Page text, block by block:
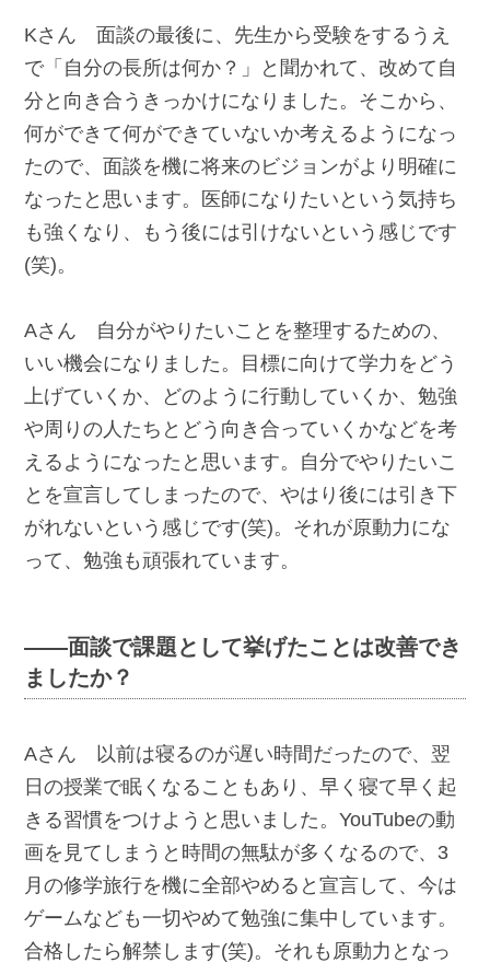
Kさん 面談の最後に、先生から受験をするうえ
で「自分の長所は何か？」と聞かれて、改めて自
分と向き合うきっかけになりました。そこから、
何ができて何ができていないか考えるようになっ
たので、面談を機に将来のビジョンがより明確に
なったと思います。医師になりたいという気持ち
も強くなり、もう後には引けないという感じです
(笑)。
Aさん 自分がやりたいことを整理するための、
いい機会になりました。目標に向けて学力をどう
上げていくか、どのように行動していくか、勉強
や周りの人たちとどう向き合っていくかなどを考
えるようになったと思います。自分でやりたいこ
とを宣言してしまったので、やはり後には引き下
がれないという感じです(笑)。それが原動力にな
って、勉強も頑張れています。
――面談で課題として挙げたことは改善でき
ましたか？
Aさん 以前は寝るのが遅い時間だったので、翌
日の授業で眠くなることもあり、早く寝て早く起
きる習慣をつけようと思いました。YouTubeの動
画を見てしまうと時間の無駄が多くなるので、3
月の修学旅行を機に全部やめると宣言して、今は
ゲームなども一切やめて勉強に集中しています。
合格したら解禁します(笑)。それも原動力となっ